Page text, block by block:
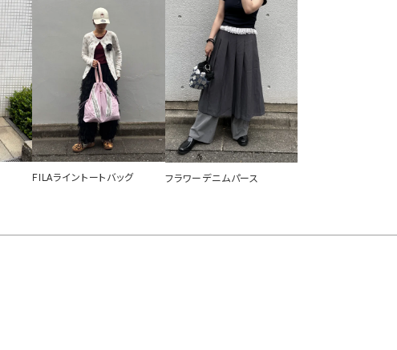
FILAライントートバッグ フラワーデニムパース